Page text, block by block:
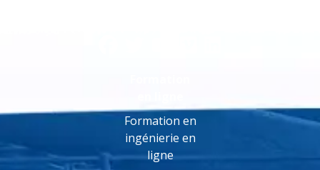
Formation en
ingénierie en
ligne